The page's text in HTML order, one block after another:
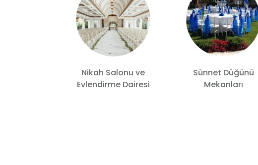
Nikah Salonu ve
Evlendirme Dairesi
Sünnet Düğünü
Mekanları